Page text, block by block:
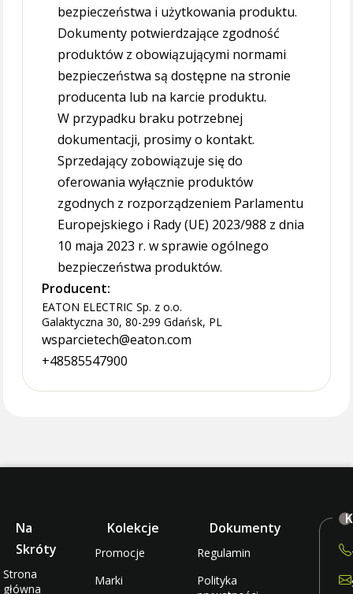
bezpieczeństwa i użytkowania produktu.
Dokumenty potwierdzające zgodność
produktów z obowiązującymi normami
bezpieczeństwa są dostępne na stronie
producenta lub na karcie produktu.
W przypadku braku potrzebnej
dokumentacji, prosimy o kontakt.
Sprzedający zobowiązuje się do
oferowania wyłącznie produktów
zgodnych z rozporządzeniem Parlamentu
Europejskiego i Rady (UE) 2023/988 z dnia
10 maja 2023 r. w sprawie ogólnego
bezpieczeństwa produktów.
Producent:
EATON ELECTRIC Sp. z o.o.
Galaktyczna 30, 80-299 Gdańsk, PL
wsparcietech@eaton.com
+48585547900
Na
Skróty
Strona
główna
Kolekcje
Promocje
Marki
Dokumenty
Regulamin
Polityka